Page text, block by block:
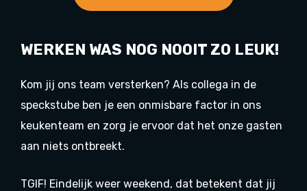
WERKEN WAS NOG NOOIT ZO LEUK!
Kom jij ons team versterken? Als collega in de
speckstube ben je een onmisbare factor in ons
keukenteam en zorg je ervoor dat het onze gasten
aan niets ontbreekt.
TGIF! Eindelijk weer weekend, dat betekent dat jij